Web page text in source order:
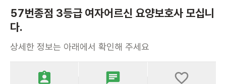
57번종점 3등급 여자어르신 요양보호사 모십니
다.
상세한 정보는 아래에서 확인해 주세요